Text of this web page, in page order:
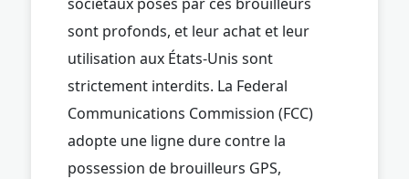
sont profonds, et leur achat et leur
utilisation aux États-Unis sont
strictement interdits. La Federal
Communications Commission (FCC)
adopte une ligne dure contre la
possession de brouilleurs GPS,